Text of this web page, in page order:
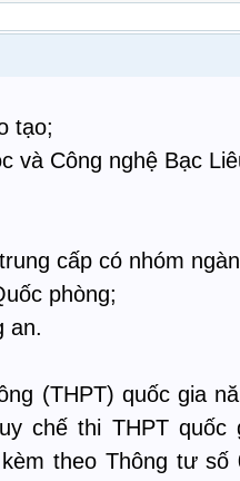
tạo;
và Công nghệ Bạc
cấp có nhóm
phòng;
an.
(THPT) quốc gia
chế thi THPT quốc
theo Thông tư số